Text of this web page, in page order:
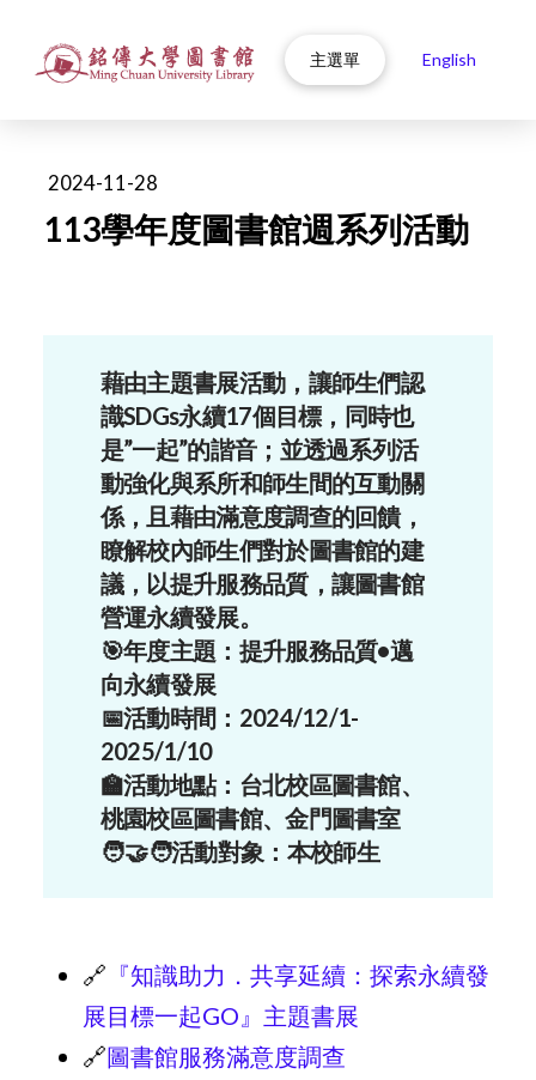
主選單 English
2024-11-28
113學年度圖書館週系列活動
藉由主題書展活動， 讓師生們認
識SDGs永續17個目標，同時也
是”一起”的諧音；並透過系列活
動強化與系所和師生間的互動關
係，且藉由滿意度調查的回饋，
瞭解校內師生們對於圖書館的建
議，以提升服務品質，讓圖書館
營運永續發展。
🎯年度主題：提升服務品質•邁
向永續發展
📅活動時間：2024/12/1-
2025/1/10
🏫活動地點：台北校區圖書館、
桃園校區圖書館、金門圖書室
🧑‍🤝‍🧑活動對象：本校師生
🔗 『知識助力．共享延續：探索永續發
展目標一起GO』主題書展
🔗圖書館服務滿意度調查